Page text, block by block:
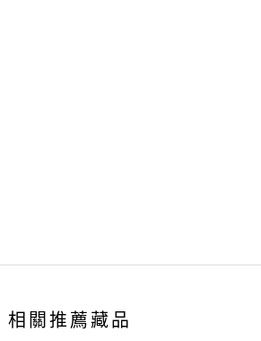
相關推薦藏品